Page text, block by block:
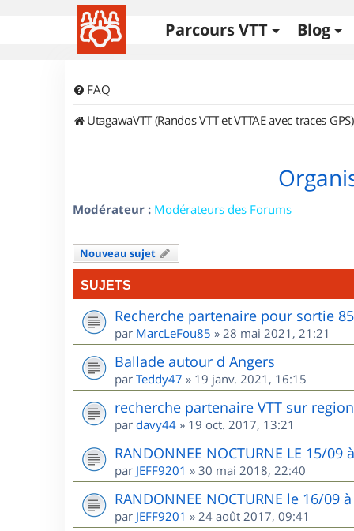
Parcours VTT Blog
FAQ
UtagawaVTT (Randos VTT et VTTAE avec traces GPS)
Modérateur : Modérateurs des Forums
Nouveau sujet
SUJETS
Recherche partenaire pour sortie
par MarcLeFou85 » 28 mai 2021, 21:21
Ballade autour d Angers
par Teddy47 » 19 janv. 2021, 16:15
recherche partenaire VTT sur
par davy44 » 19 oct. 2017, 13:21
RANDONNEE NOCTURNE LE 15/09
par JEFF9201 » 30 mai 2018, 22:40
RANDONNEE NOCTURNE le 16/09
par JEFF9201 » 24 août 2017, 09:41